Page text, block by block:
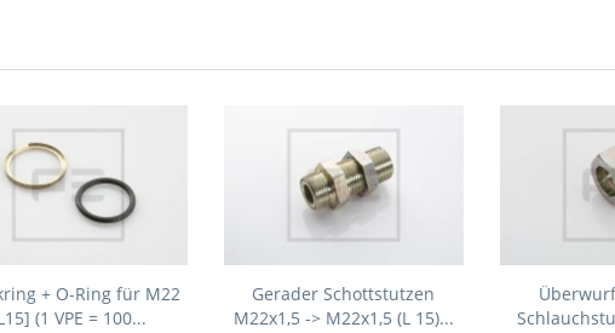
+ O-Ring für M22
(1 VPE = 100...
Gerader Schottstutzen
M22x1,5 -> M22x1,5 (L 15)...